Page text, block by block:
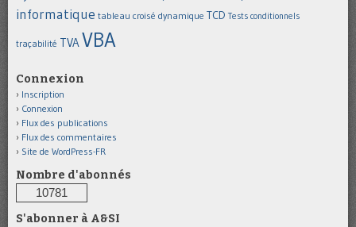
informatique tableau croisé dynamique TCD Tests conditionnels
traçabilité TVAVBA
Connexion
Inscription
Connexion
Flux des publications
Flux des commentaires
Site de WordPress-FR
Nombre d'abonnés
10781
S'abonner à A&SI